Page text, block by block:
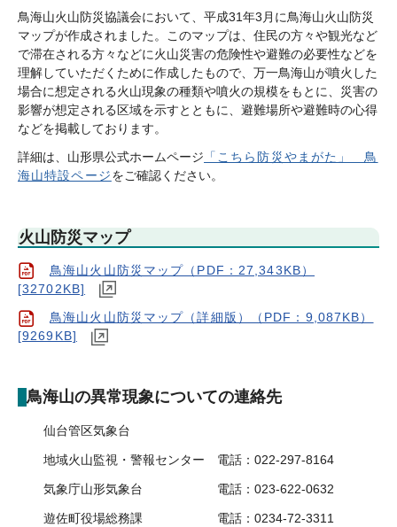
鳥海山火山防災協議会において、平成31年3月に鳥海山火山防災
マップが作成されました。このマップは、住民の方々や観光など
で滞在される方々などに火山災害の危険性や避難の必要性などを
理解していただくために作成したもので、万一鳥海山が噴火した
場合に想定される火山現象の種類や噴火の規模をもとに、災害の
影響が想定される区域を示すとともに、避難場所や避難時の心得
などを掲載しております。
詳細は、山形県公式ホームページ 「こちら防災やまがた」 鳥
海山特設ページをご確認ください。
火山防災マップ
鳥海山火山防災マップ（PDF：27,343KB）
[32702KB]
鳥海山火山防災マップ（詳細版）（PDF：9,087KB）
[9269KB]
鳥海山の異常現象についての連絡先
仙台管区気象台
地域火山監視・警報センター 電話：022-297-8164
気象庁山形気象台 電話：023-622-0632
遊佐町役場総務課 電話：0234‐72‐3311